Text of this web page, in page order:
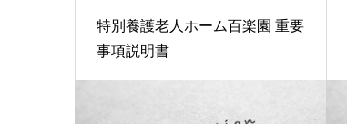
特別養護老人ホーム百楽園 重要
事項説明書